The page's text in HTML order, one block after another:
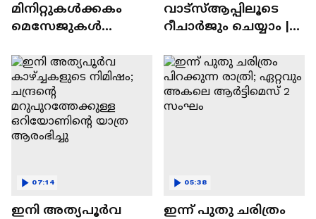
മിനിറ്റുകൾക്കകം
മെസേജുകള്‍
WhatsApp | Tech Talk
വാട്‌സ്‌ആപ്പിലൂടെ
റീചാർജും ചെയ്യാം |
Tech Talk
ഇനി അത്യപൂര്‍വ
07:14
ഇന്ന് പുതു ചരിത്രം
05:38